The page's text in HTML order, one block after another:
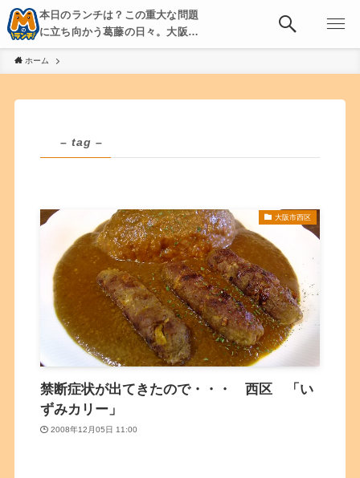
本日のランチは？この重大な問題
に立ち向かう葛藤の日々。大阪・
京都・神戸を中心とした食べ歩
き、飲み歩きを綴る。
ホーム
– tag –
大阪市西区
禁断症状が出てきたので・・・ 西区 「い
ずみカリー」
2008年12月05日 11:00